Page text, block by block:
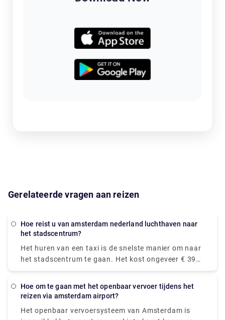
Gerelateerde vragen aan reizen
Hoe reist u van amsterdam nederland luchthaven naar
het stadscentrum?
Het huren van een taxi is de snelste manier om naar
het stadscentrum te gaan. Het kost ongeveer € 39
en het duurt slechts 15-20 minuten om op de
manier van openbaar vervoer. De treinrit naar het
Bij Rydeu zorgen we voor een prettige en
Hoe om te gaan met het openbaar vervoer tijdens het
reizen via amsterdam airport?
Het openbaar vervoersysteem van Amsterdam is